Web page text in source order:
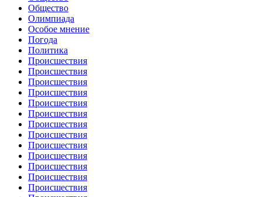
Общество
Олимпиада
Особое мнение
Погода
Политика
Происшествия
Происшествия
Происшествия
Происшествия
Происшествия
Происшествия
Происшествия
Происшествия
Происшествия
Происшествия
Происшествия
Происшествия
Происшествия